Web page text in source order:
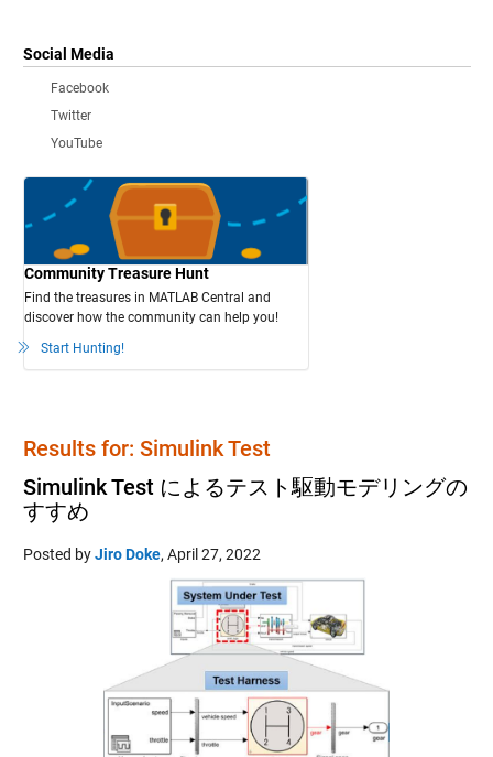
Social Media
Facebook
Twitter
YouTube
Community Treasure Hunt
Find the treasures in MATLAB Central and
discover how the community can help you!
Start Hunting!
Results for: Simulink Test
Simulink Test によるテスト駆動モデリングの
すすめ
Posted byJiro Doke, April 27, 2022